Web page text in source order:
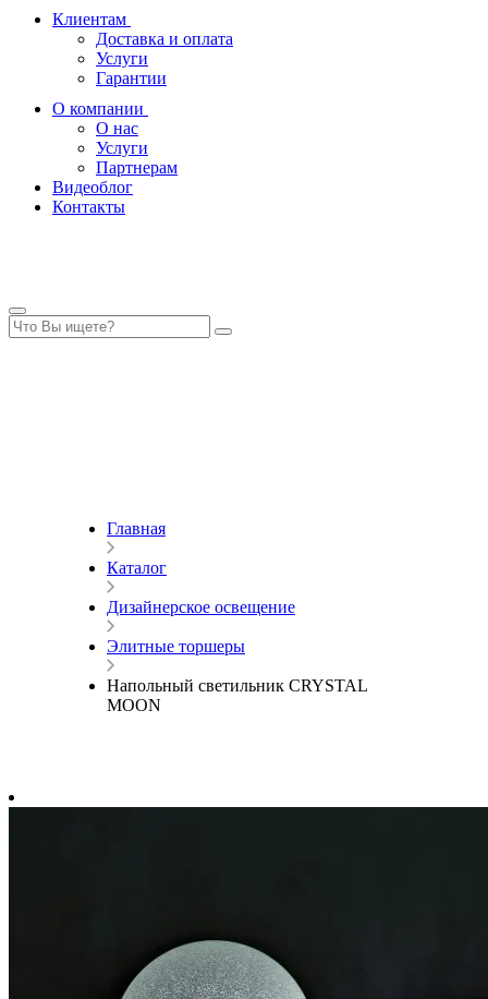
Клиентам
Доставка и оплата
Услуги
Гарантии
О компании
О нас
Услуги
Партнерам
Видеоблог
Контакты
Главная
Каталог
Дизайнерское освещение
Элитные торшеры
Напольный светильник CRYSTAL
MOON